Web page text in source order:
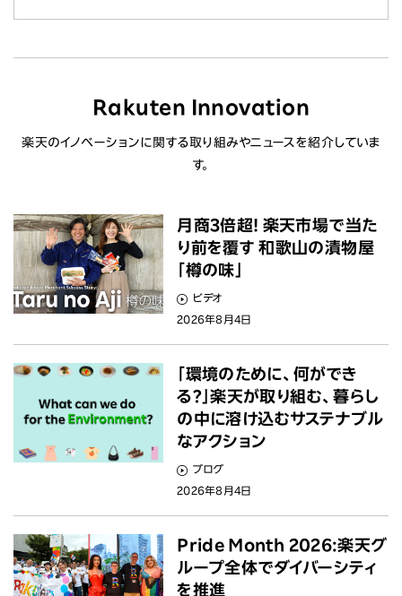
Rakuten Innovation
楽天のイノベーションに関する取り組みやニュースを紹介していま
す。
ビデオ
2026年8月4日
月商3倍超! 楽天市場で当た
り前を覆す 和歌山の漬物屋
「樽の味」
ブログ
2026年8月4日
「環境のために、何ができ
る？」楽天が取り組む、暮らし
の中に溶け込むサステナブル
なアクション
Pride Month 2026:楽天グ
ループ全体でダイバーシティ
を推進